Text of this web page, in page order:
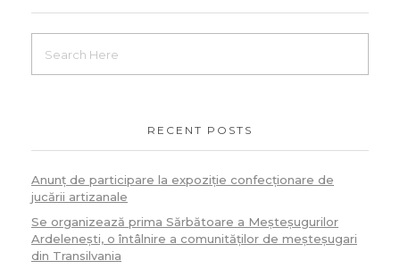
RECENT POSTS
Anunț de participare la expoziție confecționare de
jucării artizanale
Se organizează prima Sărbătoare a Meșteșugurilor
Ardelenești, o întâlnire a comunităților de meșteșugari
din Transilvania